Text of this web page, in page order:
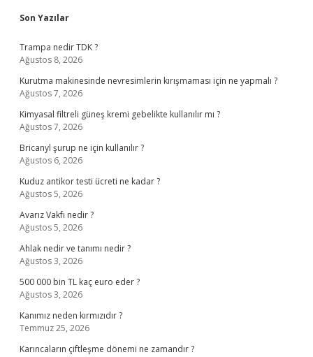
Sidebar
Son Yazılar
Trampa nedir TDK ?
Ağustos 8, 2026
Kurutma makinesinde nevresimlerin kırışmaması için ne yapmalı ?
Ağustos 7, 2026
Kimyasal filtreli güneş kremi gebelikte kullanılır mı ?
Ağustos 7, 2026
Bricanyl şurup ne için kullanılır ?
Ağustos 6, 2026
Kuduz antikor testi ücreti ne kadar ?
Ağustos 5, 2026
Avarız Vakfı nedir ?
Ağustos 5, 2026
Ahlak nedir ve tanımı nedir ?
Ağustos 3, 2026
500 000 bin TL kaç euro eder ?
Ağustos 3, 2026
Kanımız neden kırmızıdır ?
Temmuz 25, 2026
Karıncaların çiftleşme dönemi ne zamandır ?